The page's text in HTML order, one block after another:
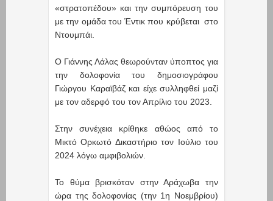
«στρατοπέδου» και την συμπόρευση του
με την ομάδα του Έντικ που κρύβεται στο
Ντουμπάι.
Ο Γιάννης Λάλας θεωρούνταν ύποπτος για
την δολοφονία του δημοσιογράφου
Γιώργου Καραϊβάζ και είχε συλληφθεί μαζί
με τον αδερφό του τον Απρίλιο του 2023.
Στην συνέχεια κρίθηκε αθώος από το
Μικτό Ορκωτό Δικαστήριο τον Ιούλιο του
2024 λόγω αμφιβολιών.
Το θύμα βρισκόταν στην Αράχωβα την
ώρα της δολοφονίας (την 1η Νοεμβρίου)